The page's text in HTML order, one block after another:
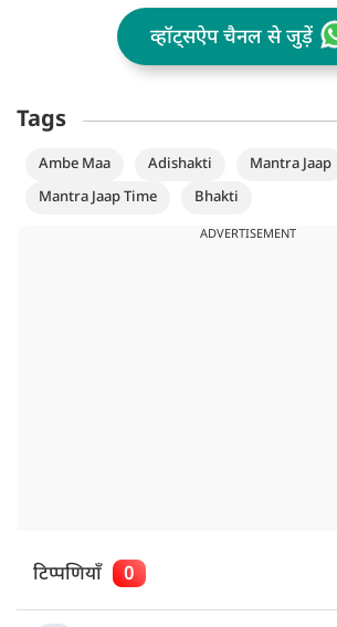
व्हॉट्सऐप चैनल से जुड़ें
Tags
Ambe Maa Adishakti
Mantra Jaap
Mantra Jaap Time
Bhakti
ADVERTISEMENT
टिप्पणियाँ 0